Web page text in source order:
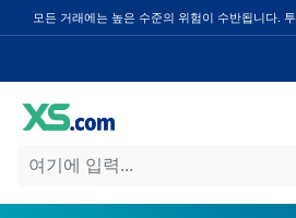
모든 거래에는 높은 수준의 위험이 수반됩니다.